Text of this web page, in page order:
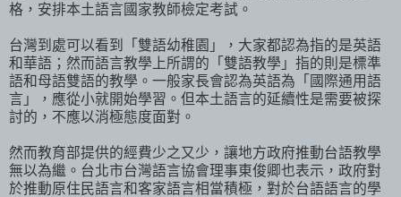
格，安排本土語言國家教師檢定考試。
台灣到處可以看到「雙語幼稚園」，大家都認為指的是英語
和華語；然而語言教學上所謂的「雙語教學」指的則是標準
語和母語雙語的教學。一般家長會認為英語為「國際通用語
言」，應從小就開始學習。但本土語言的延續性是需要被探
討的，不應以消極態度面對。
然而教育部提供的經費少之又少，讓地方政府推動台語教學
無以為繼。台北市台灣語言協會理事東俊卿也表示，政府對
於推動原住民語言和客家語言相當積極，對於台語語言的學